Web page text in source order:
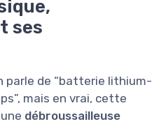
ses
parle de “batterie lithium-
mais en vrai, cette
débroussailleuse